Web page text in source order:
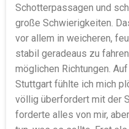
Schotterpassagen und
große Schwierigkeiten.
vor allem in weicheren,
stabil geradeaus zu
möglichen Richtungen.
Stuttgart fühlte ich mich
völlig überfordert mit der
forderte alles von mir,